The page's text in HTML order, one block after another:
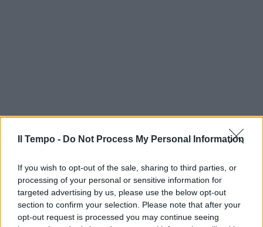
Il Tempo - Do Not Process My Personal Information
If you wish to opt-out of the sale, sharing to third parties, or
processing of your personal or sensitive information for
targeted advertising by us, please use the below opt-out
section to confirm your selection. Please note that after your
opt-out request is processed you may continue seeing